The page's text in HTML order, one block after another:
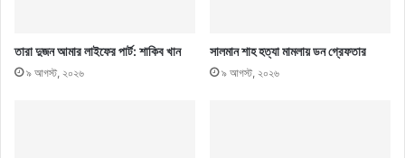
তারা দুজন আমার লাইফের পার্ট: শাকিব খান
৯ আগস্ট, ২০২৬
সালমান শাহ হত্যা মামলায় ডন গ্রেফতার
৯ আগস্ট, ২০২৬